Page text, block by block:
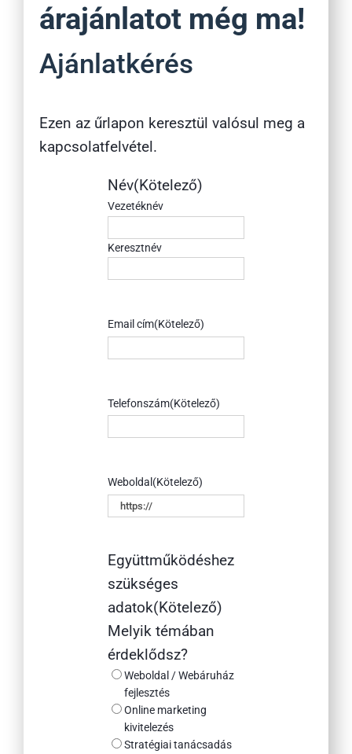
árajánlatot még ma!
Ajánlatkérés
Ezen az űrlapon keresztül valósul meg a
kapcsolatfelvétel.
Név(Kötelező)
Vezetéknév
Keresztnév
Email cím(Kötelező)
Telefonszám(Kötelező)
Weboldal (Kötelező)
Együttműködéshez
szükséges
adatok(Kötelező)
Melyik témában
érdeklődsz?
Weboldal / Webáruház
fejlesztés
Online marketing
kivitelezés
Stratégiai tanácsadás